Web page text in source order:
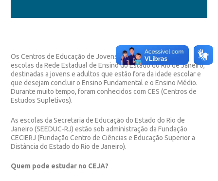
Os Centros de Educação de Jovens e Adultos (CEJAs) são
escolas da Rede Estadual de Ensino do Estado do Rio de Janeiro,
destinadas a jovens e adultos que estão fora da idade escolar e
que desejam concluir o Ensino Fundamental e o Ensino Médio.
Durante muito tempo, foram conhecidos com CES (Centros de
Estudos Supletivos).
As escolas da Secretaria de Educação do Estado do Rio de
Janeiro (SEEDUC-RJ) estão sob administração da Fundação
CECIERJ (Fundação Centro de Ciências e Educação Superior a
Distância do Estado do Rio de Janeiro).
Quem pode estudar no CEJA?